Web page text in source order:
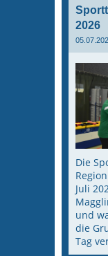
2026
Die
Juli
und
die
Tag